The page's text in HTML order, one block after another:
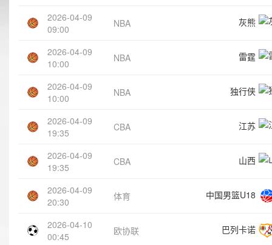
2026-04-09
09:00
NBA 灰熊
2026-04-09
10:00
NBA 雷霆
2026-04-09
10:00
NBA 独行侠
2026-04-09
19:35
CBA 江苏
2026-04-09
19:35
CBA 山西
2026-04-09
20:30
体育 中国男篮U18
2026-04-10
00:45
欧协联 巴列卡诺